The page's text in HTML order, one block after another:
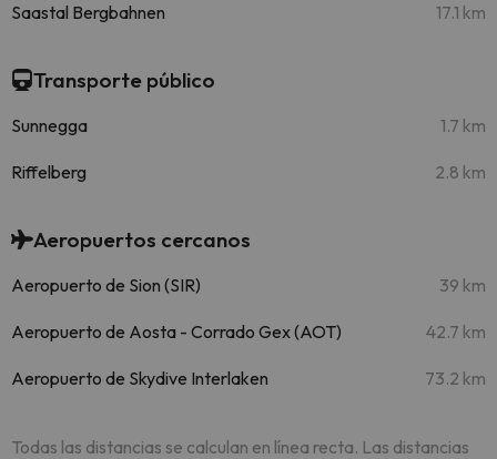
Saastal Bergbahnen 17.1 km
Transporte público
Sunnegga 1.7 km
Riffelberg 2.8 km
Aeropuertos cercanos
Aeropuerto de Sion (SIR) 39 km
Aeropuerto de Aosta - Corrado Gex (AOT) 42.7 km
Aeropuerto de Skydive Interlaken 73.2 km
Todas las distancias se calculan en línea recta. Las distancias